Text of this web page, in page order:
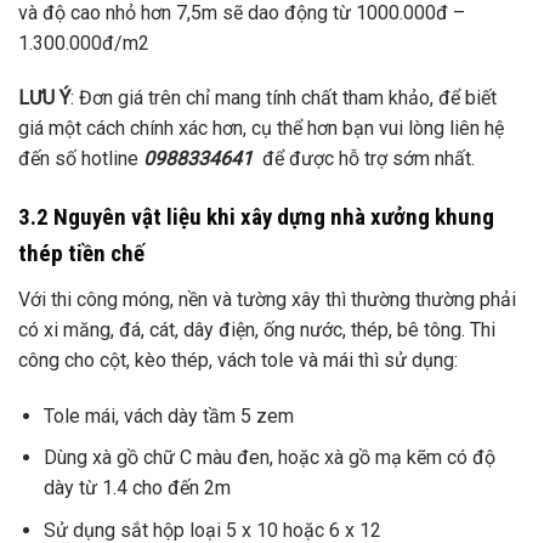
và độ cao nhỏ hơn 7,5m sẽ dao động từ 1000.000đ –
1.300.000đ/m2
LƯU Ý: Đơn giá trên chỉ mang tính chất tham khảo, để biết
giá một cách chính xác hơn, cụ thể hơn bạn vui lòng liên hệ
đến số hotline 0988334641 để được hỗ trợ sớm nhất.
3.2 Nguyên vật liệu khi xây dựng nhà xưởng khung
thép tiền chế
Với thi công móng, nền và tường xây thì thường thường phải
có xi măng, đá, cát, dây điện, ống nước, thép, bê tông. Thi
công cho cột, kèo thép, vách tole và mái thì sử dụng:
Tole mái, vách dày tầm 5 zem
Dùng xà gồ chữ C màu đen, hoặc xà gồ mạ kẽm có độ
dày từ 1.4 cho đến 2m
Sử dụng sắt hộp loại 5 x 10 hoặc 6 x 12